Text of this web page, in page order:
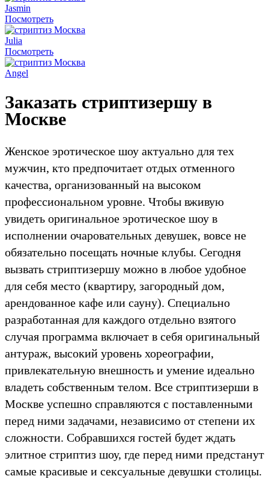
Jasmin
Посмотреть
Julia
Посмотреть
Angel
Заказать стриптизершу в
Москве
Женское эротическое шоу актуально для тех
мужчин, кто предпочитает отдых отменного
качества, организованный на высоком
профессиональном уровне. Чтобы вживую
увидеть оригинальное эротическое шоу в
исполнении очаровательных девушек, вовсе не
обязательно посещать ночные клубы. Сегодня
вызвать стриптизершу можно в любое удобное
для себя место (квартиру, загородный дом,
арендованное кафе или сауну). Специально
разработанная для каждого отдельно взятого
случая программа включает в себя оригинальный
антураж, высокий уровень хореографии,
привлекательную внешность и умение идеально
владеть собственным телом. Все стриптизерши в
Москве успешно справляются с поставленными
перед ними задачами, независимо от степени их
сложности. Собравшихся гостей будет ждать
элитное стриптиз шоу, где перед ними предстанут
самые красивые и сексуальные девушки столицы.